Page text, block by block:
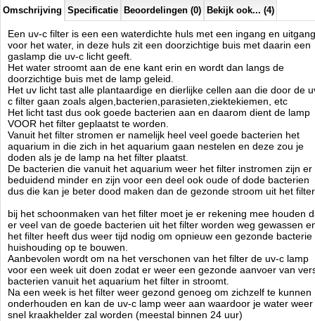
* Bij bovengenoemde doorstroomsnelheden ligt de UV
Desgewenst kan de UV intensiteit aanmerkelijk verhoogd worden door
de stroomsnelheid te verminderen.
Aquaholland
Manufactured by:Aquaholland
Model:UV-100322
Product ID:
4.8 224 164.95 164.95 Available from:Aquariumonderdelen.nl 2026-08-20
Pre-Order New
Omschrijving Specificatie Beoordelingen (0) Bekijk ook... (4)
Een uv-c filter is een een waterdichte huls met een ingang en uitgang
voor het water, in deze huls zit een doorzichtige buis met daarin een
gaslamp die uv-c licht geeft.
Het water stroomt aan de ene kant erin en wordt dan langs de
doorzichtige buis met de lamp geleid.
Het uv licht tast alle plantaardige en dierlijke cellen aan die door de
c filter gaan zoals algen,bacterien,parasieten,ziektekiemen, etc
Het licht tast dus ook goede bacterien aan en daarom dient de lamp
VOOR het filter geplaatst te worden.
Vanuit het filter stromen er namelijk heel veel goede bacterien het
aquarium in die zich in het aquarium gaan nestelen en deze zou je
doden als je de lamp na het filter plaatst.
De bacterien die vanuit het aquarium weer het filter instromen zijn er
beduidend minder en zijn voor een deel ook oude of dode bacterien
dus die kan je beter dood maken dan de gezonde stroom uit het
bij het schoonmaken van het filter moet je er rekening mee houden
er veel van de goede bacterien uit het filter worden weg gewassen
het filter heeft dus weer tijd nodig om opnieuw een gezonde bacterie
huishouding op te bouwen.
Aanbevolen wordt om na het verschonen van het filter de uv-c lamp
voor een week uit doen zodat er weer een gezonde aanvoer van
bacterien vanuit het aquarium het filter in stroomt.
Na een week is het filter weer gezond genoeg om zichzelf te kunnen
onderhouden en kan de uv-c lamp weer aan waardoor je water weer
snel kraakhelder zal worden (meestal binnen 24 uur)